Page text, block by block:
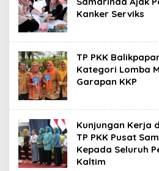
Kanker Serviks
TP PKK
Kategori Lomba
Garapan KKP
Kunjungan Kerja
TP PKK Pusat
Kepada Seluruh
Kaltim